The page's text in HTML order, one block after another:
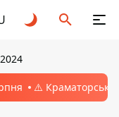
⚠️ Краматорськ,